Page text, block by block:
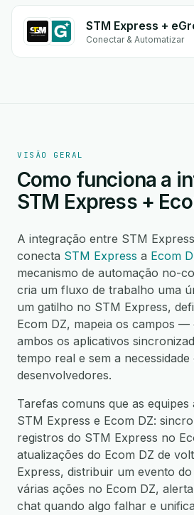
STM Express +
Conectar & Automatizar
VISÃO GERAL
Como funciona a
STM Express +
A integração entre STM
conecta STM Express a Ecom
mecanismo de automação no-
cria um fluxo de trabalho uma
um gatilho no STM Express,
Ecom DZ, mapeia os campos —
ambos os aplicativos
tempo real e sem a necessidade
desenvolvedores.
Tarefas comuns que as
STM Express e Ecom DZ:
registros do STM Express no
atualizações do Ecom DZ de
Express, distribuir um evento
várias ações no Ecom DZ,
chat quando algo falhar e